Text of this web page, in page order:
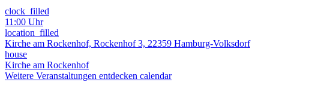
clock_filled
11:00 Uhr
location_filled
Kirche am Rockenhof, Rockenhof 3, 22359 Hamburg-Volksdorf
house
Kirche am Rockenhof
Weitere Veranstaltungen entdecken calendar